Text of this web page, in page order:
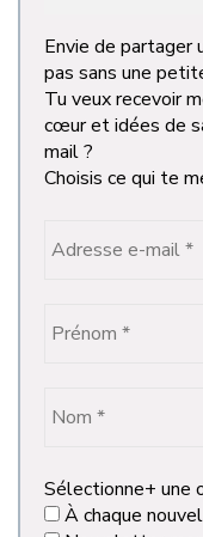
Envie de partager
pas sans une
Tu veux recevoir
cœur et idées de
mail ?
Choisis ce qui te
Sélectionne+ une
À chaque